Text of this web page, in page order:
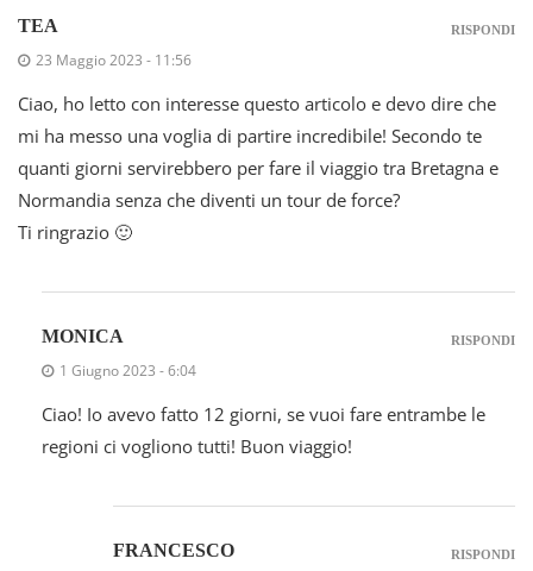
TEA
23 Maggio 2023 - 11:56
Ciao, ho letto con interesse questo articolo e devo dire che
mi ha messo una voglia di partire incredibile! Secondo te
quanti giorni servirebbero per fare il viaggio tra Bretagna e
Normandia senza che diventi un tour de force?
Ti ringrazio 🙂
RISPONDI
MONICA
1 Giugno 2023 - 6:04
Ciao! Io avevo fatto 12 giorni, se vuoi fare entrambe le
regioni ci vogliono tutti! Buon viaggio!
RISPONDI
FRANCESCO
RISPONDI